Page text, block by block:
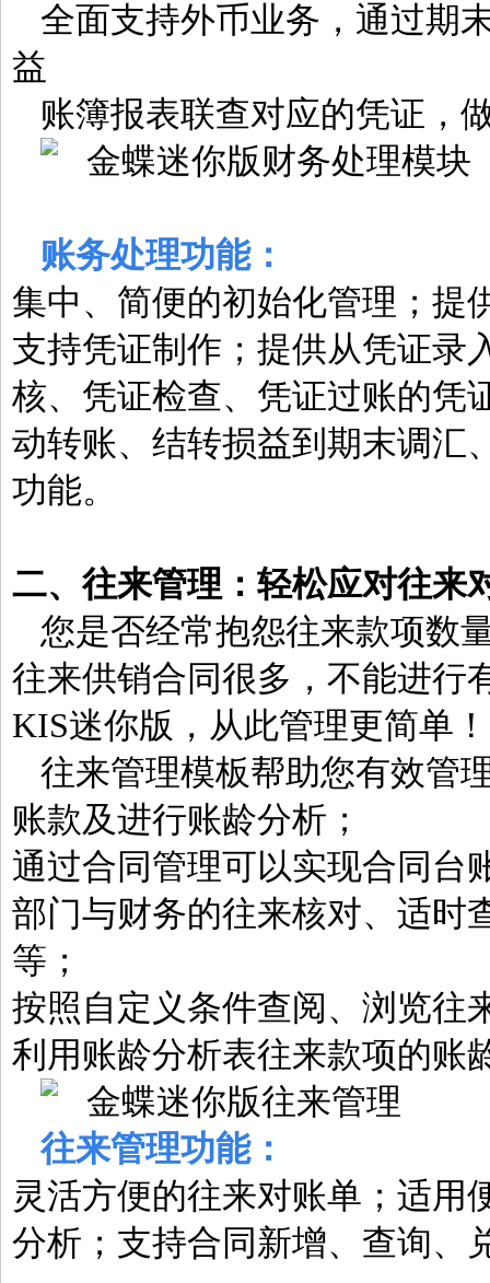
全面支持外币业务，通过期
益
账簿报表联查对应的凭证，
账务处理功能：
集中、简便的初始化管理；提
支持凭证制作；提供从凭证录
核、凭证检查、凭证过账的凭
动转账、结转损益到期末调汇
功能。
二、往来管理： 轻松应对往来
您是否经常抱怨往来款项数
往来供销合同很多，不能进行
KIS迷你版，从此管理更简单！
往来管理模板帮助您有效管
账款及进行账龄分析；
通过合同管理可以实现合同台
部门与财务的往来核对、适时
等；
按照自定义条件查阅、浏览往
利用账龄分析表往来款项的账
往来管理功能：
灵活方便的往来对账单；适用
分析；支持合同新增、查询、